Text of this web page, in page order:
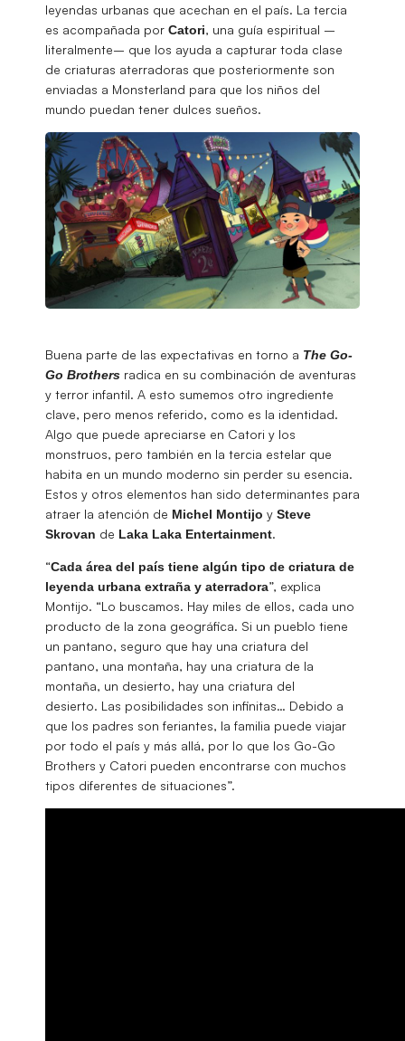
leyendas urbanas que acechan en el país. La tercia
es acompañada por Catori, una guía espiritual –
literalmente– que los ayuda a capturar toda clase
de criaturas aterradoras que posteriormente son
enviadas a Monsterland para que los niños del
mundo puedan tener dulces sueños.
Buena parte de las expectativas en torno a The Go-
Go Brothers radica en su combinación de aventuras
y terror infantil. A esto sumemos otro ingrediente
clave, pero menos referido, como es la identidad.
Algo que puede apreciarse en Catori y los
monstruos, pero también en la tercia estelar que
habita en un mundo moderno sin perder su esencia.
Estos y otros elementos han sido determinantes para
atraer la atención de Michel Montijo y Steve
Skrovan de Laka Laka Entertainment.
“Cada área del país tiene algún tipo de criatura de
leyenda urbana extraña y aterradora”, explica
Montijo. “Lo buscamos. Hay miles de ellos, cada uno
producto de la zona geográfica. Si un pueblo tiene
un pantano, seguro que hay una criatura del
pantano, una montaña, hay una criatura de la
montaña, un desierto, hay una criatura del
desierto. Las posibilidades son infinitas… Debido a
que los padres son feriantes, la familia puede viajar
por todo el país y más allá, por lo que los Go-Go
Brothers y Catori pueden encontrarse con muchos
tipos diferentes de situaciones”.